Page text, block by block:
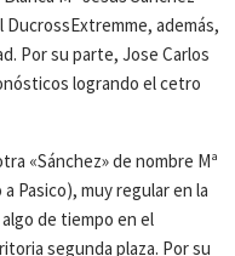
DucrossExtremme, además,
Por su parte, Jose Carlos
logrando el cetro
«Sánchez» de nombre Mª
Pasico), muy regular en la
de tiempo en el
segunda plaza. Por su